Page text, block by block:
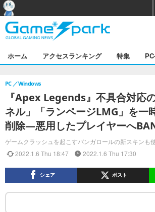
ホーム アクセスランキング 特集
『Apex Legends』不具合対応
ネル」「ランページLMG」を一
削除―悪用したプレイヤーへ
ゲームクラッシュを起こすバンガロールの新スキンも
PC Windows
2022.1.6 Thu 18:47 2022.1.6 Thu 17:30
シェア ポスト